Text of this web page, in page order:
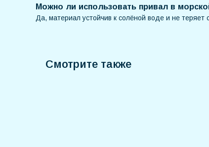
Можно ли использовать привал в
Да, материал устойчив к солёной воде и не теряет
Смотрите также